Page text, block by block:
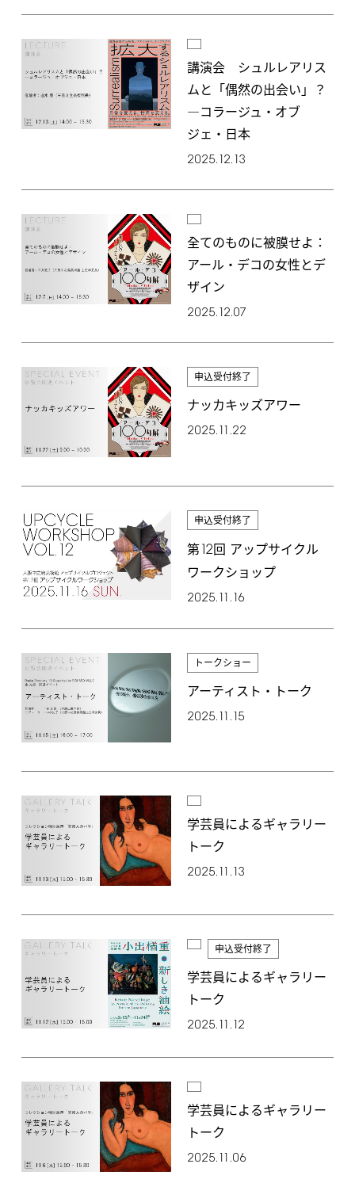
講演会 シュルレアリス
ムと「偶然の出会い」？
―コラージュ・オブ
ジェ・日本
2025.12.13
全てのものに被膜せよ：
アール・デコの女性とデ
ザイン
2025.12.07
申込受付終了
ナッカキッズアワー
2025.11.22
申込受付終了
第12 回 アップサイクル
ワークショップ
2025.11.16
トークショー
アーティスト・トーク
2025.11.15
学芸員によるギャラリー
トーク
2025.11.13
申込受付終了
学芸員によるギャラリー
トーク
2025.11.12
学芸員によるギャラリー
トーク
2025.11.06